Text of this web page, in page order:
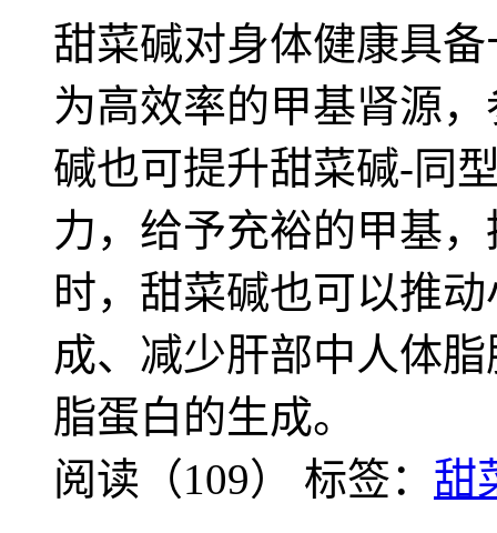
甜菜碱对身体健康具
为高效率的甲基肾源
碱也可提升甜菜碱-同
力，给予充裕的甲基
时，甜菜碱也可以推
成、减少肝部中人体
脂蛋白的生成。
阅读（109） 标签： 甜